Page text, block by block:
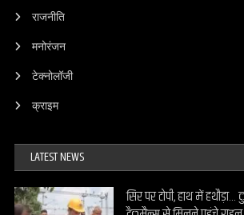
राजनीति
मनोरंजन
टेक्नोलॉजी
क्राइम
LATEST NEWS
सिर पर टोपी, हाथ में